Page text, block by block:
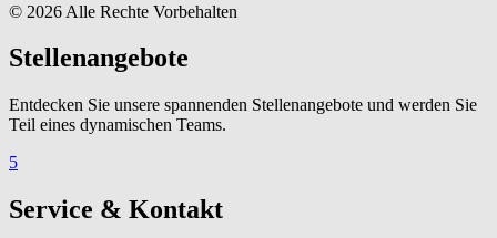
© 2026 Alle Rechte Vorbehalten
Stellenangebote
Entdecken Sie unsere spannenden Stellenangebote und werden Sie
Teil eines dynamischen Teams.
5
Service & Kontakt